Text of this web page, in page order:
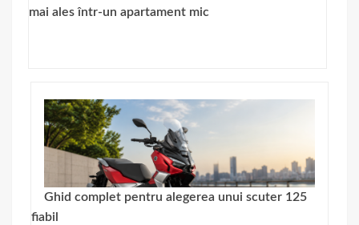
mai ales într-un apartament mic
Ghid complet pentru alegerea unui scuter 125
fiabil